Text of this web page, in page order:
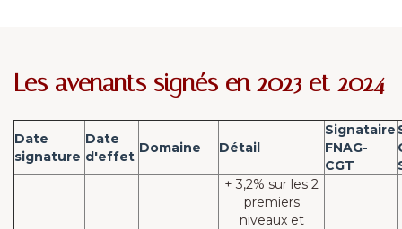
Les avenants signés en 2023 et 2024
Date
signature
Date
d'effet
Domaine Détail
Signataire
FNAG-
CGT
+ 3,2% sur les 2
premiers
niveaux et